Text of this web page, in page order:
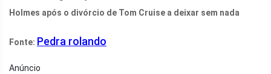
Holmes após o divórcio de Tom Cruise a deixar sem nada
Fonte: Pedra rolando
Anúncio